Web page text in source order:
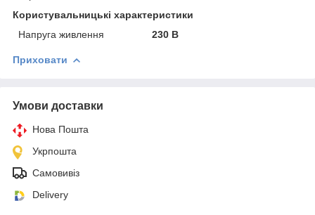
Користувальницькі характеристики
Напруга живлення
230 В
Приховати
Умови доставки
Нова Пошта
Укрпошта
Самовивіз
Delivery